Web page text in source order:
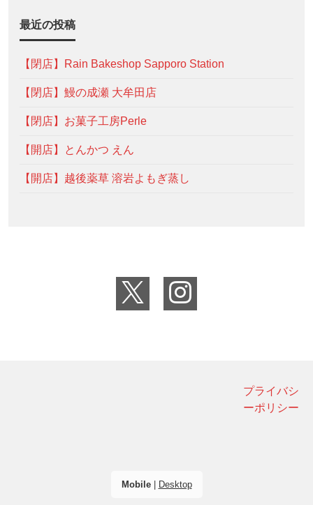
最近の投稿
【閉店】Rain Bakeshop Sapporo Station
【閉店】鰻の成瀬 大牟田店
【閉店】お菓子工房Perle
【開店】とんかつ えん
【開店】越後薬草 溶岩よもぎ蒸し
プライバシ
ーポリシー
Mobile| Desktop